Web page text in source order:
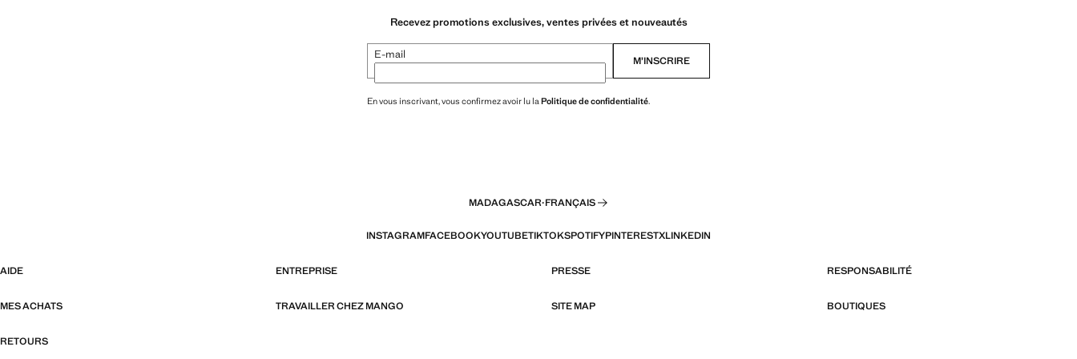
Recevez promotions exclusives, ventes privées et nouveautés
E-mail M’INSCRIRE
En vous inscrivant, vous confirmez avoir lu la Politique de confidentialité.
MADAGASCAR·FRANÇAIS
INSTAGRAMFACEBOOKYOUTUBETIKTOKSPOTIFYPINTERESTXLINKEDIN
AIDE ENTREPRISE PRESSE RESPONSABILITÉ
MES ACHATS TRAVAILLER CHEZ MANGO SITE MAP BOUTIQUES
RETOURS